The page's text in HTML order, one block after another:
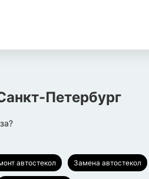
Петербург
автостекол Замена автостекол